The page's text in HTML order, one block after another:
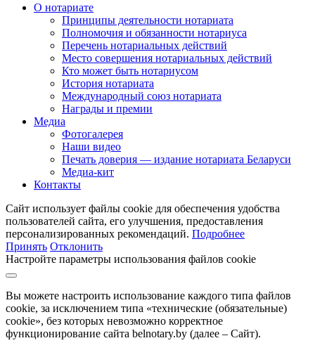
О нотариате
Принципы деятельности нотариата
Полномочия и обязанности нотариуса
Перечень нотариальных действий
Место совершения нотариальных действий
Кто может быть нотариусом
История нотариата
Международный союз нотариата
Награды и премии
Медиа
Фотогалерея
Наши видео
Печать доверия — издание нотариата Беларуси
Медиа-кит
Контакты
Сайт использует файлы cookie для обеспечения удобства
пользователей сайта, его улучшения, предоставления
персонализированных рекомендаций. Подробнее
Принять Отклонить
Настройте параметры использования файлов cookie
Вы можете настроить использование каждого типа файлов
cookie, за исключением типа «технические (обязательные)
cookie», без которых невозможно корректное
функционирование сайта belnotary.by (далее – Сайт).